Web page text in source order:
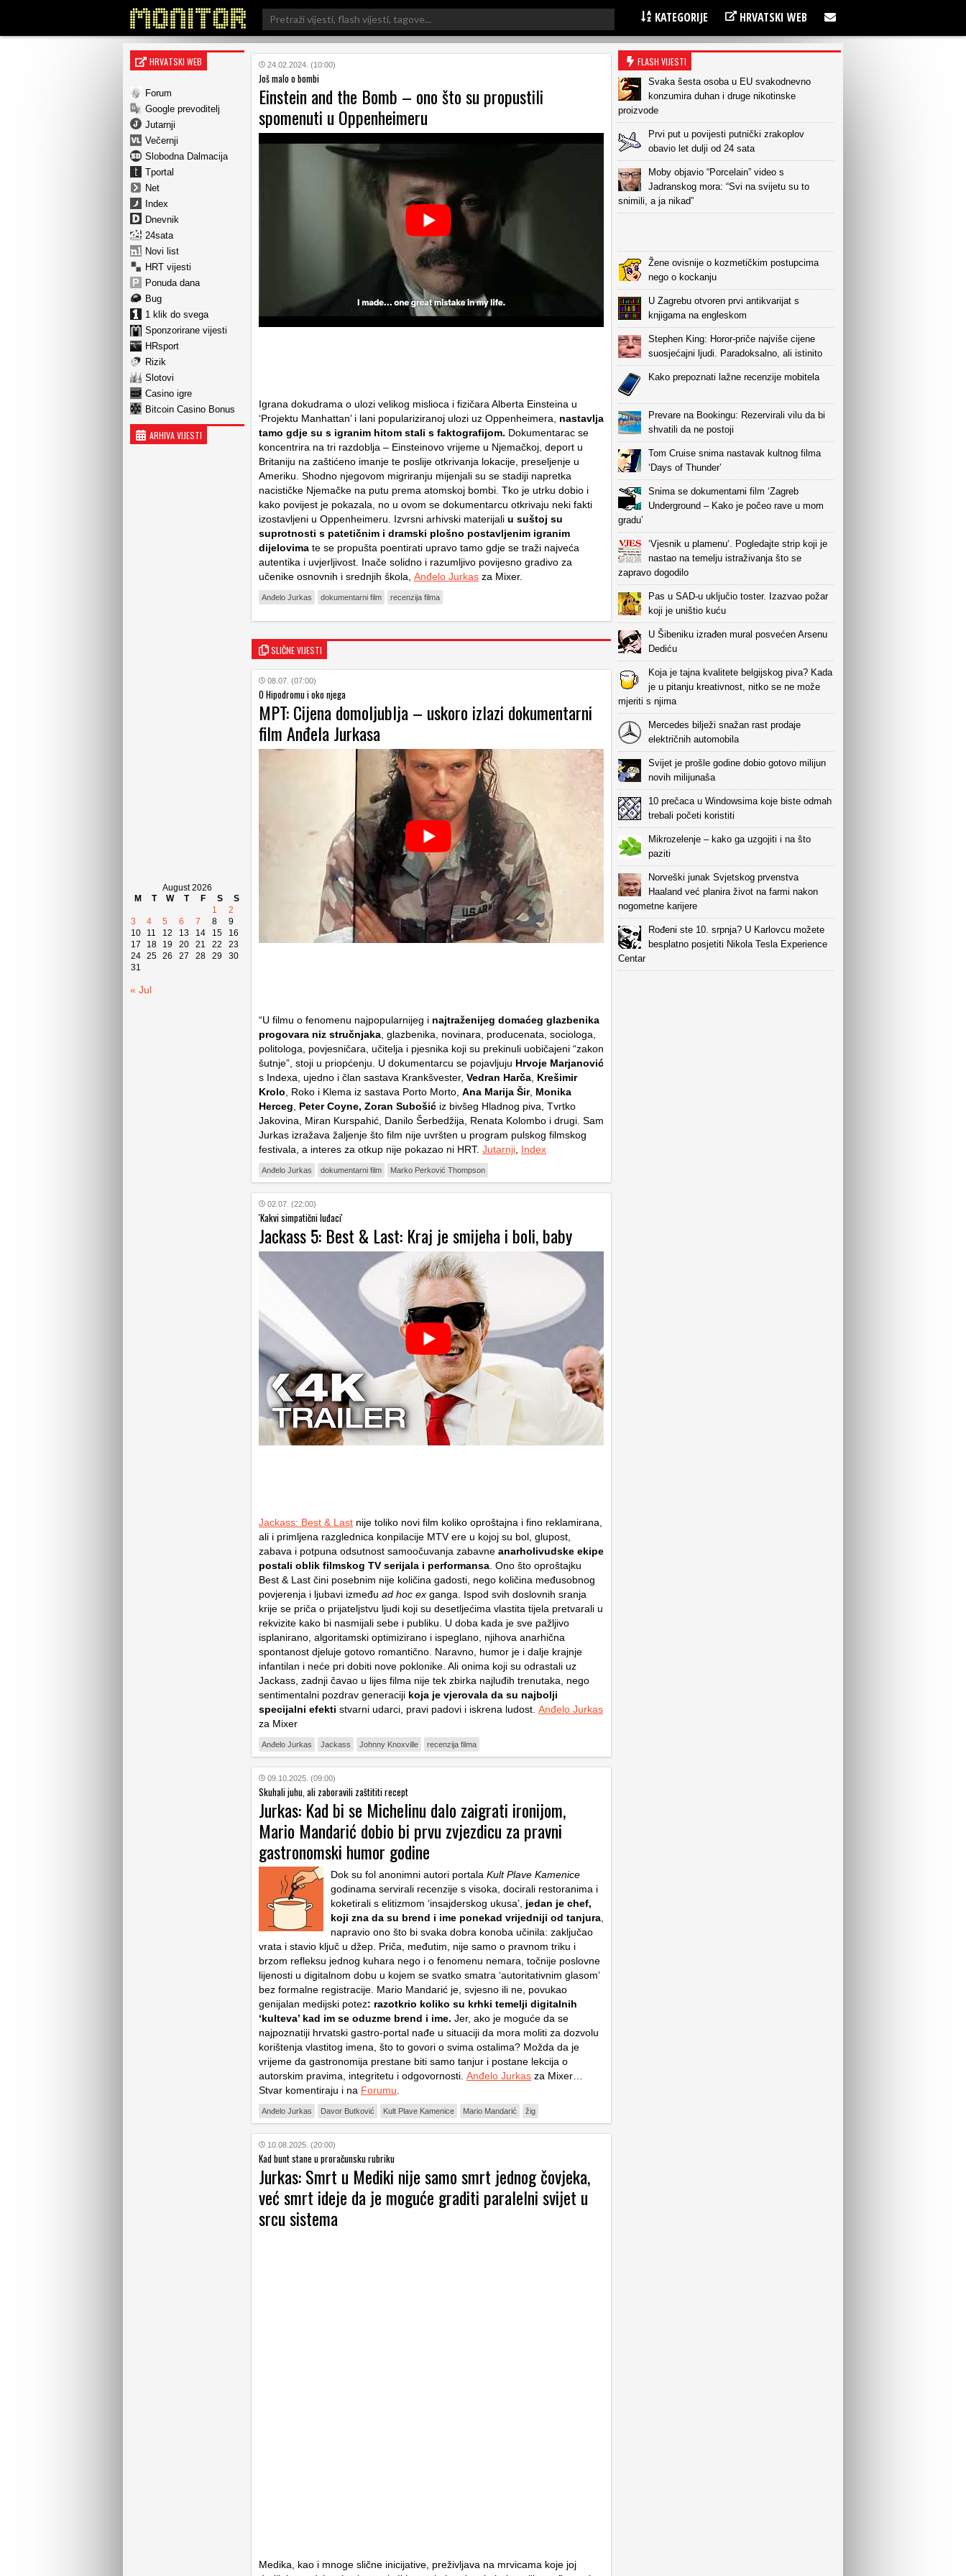
Search
for:
KATEGORIJE HRVATSKI WEB
HRVATSKI WEB
Forum
Google prevoditelj
Jutarnji
Večernji
Slobodna Dalmacija
Tportal
Net
Index
Dnevnik
24sata
Novi list
HRT vijesti
Ponuda dana
Bug
1 klik do svega
Sponzorirane vijesti
HRsport
Rizik
Slotovi
Casino igre
Bitcoin Casino Bonus
ARHIVA VIJESTI
August 2026
M
T W T F S
S
1
2
3
4 5 6 7 8
9
10
11 12 13 14 15
16
17
18 19 20 21 22
23
24 25 26 27 28 29
30
31
« Jul
24.02.2024. (10:00)
Još malo o bombi
Einstein and the Bomb – ono što su propustili
spomenuti u Oppenheimeru
Igrana dokudrama o ulozi velikog mislioca i fizičara Alberta Einsteina u
‘Projektu Manhattan’ i lani populariziranoj ulozi uz Oppenheimera, nastavlja
tamo gdje su s igranim hitom stali s faktografijom. Dokumentarac se
koncentrira na tri razdoblja – Einsteinovo vrijeme u Njemačkoj, deport u
Britaniju na zaštićeno imanje te poslije otkrivanja lokacije, preseljenje u
Ameriku. Shodno njegovom migriranju mijenjali su se stadiji napretka
nacističke Njemačke na putu prema atomskoj bombi. Tko je utrku dobio i
kako povijest je pokazala, no u ovom se dokumentarcu otkrivaju neki fakti
izostavljeni u Oppenheimeru. Izvrsni arhivski materijali u suštoj su
suprotnosti s patetičnim i dramski plošno postavljenim igranim
dijelovima te se propušta poentirati upravo tamo gdje se traži najveća
autentika i uvjerljivost. Inače solidno i razumljivo povijesno gradivo za
učenike osnovnih i srednjih škola, Anđelo Jurkas za Mixer.
Anđelo Jurkas dokumentarni film recenzija filma
SLIČNE VIJESTI
08.07. (07:00)
O Hipodromu i oko njega
MPT: Cijena domoljublja – uskoro izlazi dokumentarni
film Anđela Jurkasa
“U filmu o fenomenu najpopularnijeg i najtraženijeg domaćeg glazbenika
progovara niz stručnjaka , glazbenika, novinara, producenata, sociologa,
politologa, povjesničara, učitelja i pjesnika koji su prekinuli uobičajeni “zakon
šutnje”, stoji u priopćenju. U dokumentarcu se pojavljuju Hrvoje Marjanović
s Indexa, ujedno i član sastava Krankšvester, Vedran Harča Krešimir
Krolo , Roko i Klema iz sastava Porto Morto, Ana Marija Šir, Monika
Herceg
Peter Coyne, Zoran Subošić iz bivšeg Hladnog piva, Tvrtko
Jakovina, Miran Kurspahić, Danilo Šerbedžija, Renata Kolombo i drugi. Sam
Jurkas izražava žaljenje što film nije uvršten u program pulskog filmskog
festivala, a interes za otkup nije pokazao ni HRT. Jutarnji Index
Anđelo Jurkas dokumentarni film Marko Perković Thompson
02.07. (22:00)
'Kakvi simpatični luđaci'
Jackass 5: Best & Last: Kraj je smijeha i boli, baby
Jackass: Best & Last nije toliko novi film koliko oproštajna i fino reklamirana,
ali i primljena razglednica konpilacije MTV ere u kojoj su bol, glupost,
zabava i potpuna odsutnost samoočuvanja zabavne anarholivudske ekipe
postali oblik filmskog TV serijala i performansa . Ono što oproštajku
Best & Last čini posebnim nije količina gadosti, nego količina međusobnog
povjerenja i ljubavi između ad hoc ex ganga. Ispod svih doslovnih sranja
krije se priča o prijateljstvu ljudi koji su desetljećima vlastita tijela pretvarali u
rekvizite kako bi nasmijali sebe i publiku. U doba kada je sve pažljivo
isplanirano, algoritamski optimizirano i ispeglano, njihova anarhična
spontanost djeluje gotovo romantično. Naravno, humor je i dalje krajnje
infantilan i neće pri dobiti nove poklonike. Ali onima koji su odrastali uz
Jackass, zadnji čavao u lijes filma nije tek zbirka najluđih trenutaka, nego
sentimentalni pozdrav generaciji koja je vjerovala da su najbolji
specijalni efekti stvarni udarci, pravi padovi i iskrena ludost. Anđelo Jurkas
za Mixer
Anđelo Jurkas Jackass Johnny Knoxville recenzija filma
09.10.2025. (09:00)
Skuhali juhu, ali zaboravili zaštititi recept
Jurkas: Kad bi se Michelinu dalo zaigrati ironijom,
Mario Mandarić dobio bi prvu zvjezdicu za pravni
gastronomski humor godine
Dok su fol anonimni autori portala Kult Plave Kamenice
godinama servirali recenzije s visoka, docirali restoranima i
koketirali s elitizmom ‘insajderskog ukusa’, jedan je chef,
koji zna da su brend i ime ponekad vrijedniji od tanjura
napravio ono što bi svaka dobra konoba učinila: zaključao
vrata i stavio ključ u džep. Priča, međutim, nije samo o pravnom triku i
brzom refleksu jednog kuhara nego i o fenomenu nemara, točnije poslovne
lijenosti u digitalnom dobu u kojem se svatko smatra ‘autoritativnim glasom’
bez formalne registracije. Mario Mandarić je, svjesno ili ne, povukao
genijalan medijski potez: razotkrio koliko su krhki temelji digitalnih
‘kulteva’ kad im se oduzme brend i ime. Jer, ako je moguće da se
najpoznatiji hrvatski gastro-portal nađe u situaciji da mora moliti za dozvolu
korištenja vlastitog imena, što to govori o svima ostalima? Možda da je
vrijeme da gastronomija prestane biti samo tanjur i postane lekcija o
autorskim pravima, integritetu i odgovornosti. Anđelo Jurkas za Mixer…
Stvar komentiraju i na Forumu
Anđelo Jurkas Davor Butković Kult Plave Kamenice Mario Mandarić žig
10.08.2025. (20:00)
Kad bunt stane u proračunsku rubriku
Jurkas: Smrt u Mediki nije samo smrt jednog čovjeka,
već smrt ideje da je moguće graditi paralelni svijet u
srcu sistema
Medika, kao i mnoge slične inicijative, preživljava na mrvicama koje joj
FLASH VIJESTI
Svaka šesta osoba u EU svakodnevno
konzumira duhan i druge nikotinske
proizvode
Prvi put u povijesti putnički zrakoplov
obavio let dulji od 24 sata
Moby objavio “Porcelain” video s
Jadranskog mora: “Svi na svijetu su to
snimili, a ja nikad”
Žene ovisnije o kozmetičkim postupcima
nego o kockanju
U Zagrebu otvoren prvi antikvarijat s
knjigama na engleskom
Stephen King: Horor-priče najviše cijene
suosjećajni ljudi. Paradoksalno, ali istinito
Kako prepoznati lažne recenzije mobitela
Prevare na Bookingu: Rezervirali vilu da bi
shvatili da ne postoji
Tom Cruise snima nastavak kultnog filma
‘Days of Thunder’
Snima se dokumentarni film ‘Zagreb
Underground – Kako je počeo rave u mom
gradu’
‘Vjesnik u plamenu‘. Pogledajte strip koji je
nastao na temelju istraživanja što se
zapravo dogodilo
Pas u SAD-u uključio toster. Izazvao požar
koji je uništio kuću
U Šibeniku izrađen mural posvećen Arsenu
Dediću
Koja je tajna kvalitete belgijskog piva? Kada
je u pitanju kreativnost, nitko se ne može
mjeriti s njima
Mercedes bilježi snažan rast prodaje
električnih automobila
Svijet je prošle godine dobio gotovo milijun
novih milijunaša
10 prečaca u Windowsima koje biste odmah
trebali početi koristiti
Mikrozelenje – kako ga uzgojiti i na što
paziti
Norveški junak Svjetskog prvenstva
Haaland već planira život na farmi nakon
nogometne karijere
Rođeni ste 10. srpnja? U Karlovcu možete
besplatno posjetiti Nikola Tesla Experience
Centar